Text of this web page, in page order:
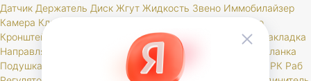
Датчик Держатель Диск Жгут Жидкость Звено Иммобилайзер
Камера Клапан
Кольцо
Кронштейн
Манжета Маслоотражатель Муфта
Накладка
Направляющая
Опора Опорный
Планка
Подушка
Проставка Пружина РК Раб